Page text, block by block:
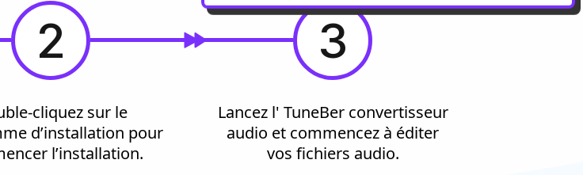
2
cliquez sur le
d’installation pour
l’installation.
3
Lancez l' TuneBer convertisseur
audio et commencez à éditer
vos fichiers audio.